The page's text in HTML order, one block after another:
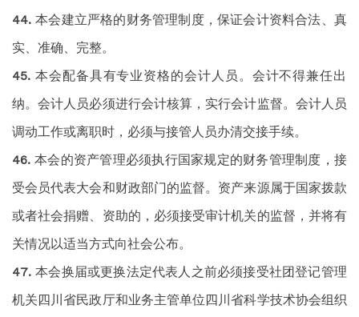
本会建立严格的财务管理制度，保证会计资料合法、真
实、准确、完整。
本会配备具有专业资格的会计人员。会计不得兼任出
纳。会计人员必须进行会计核算，实行会计监督。会计人员
调动工作或离职时，必须与接管人员办清交接手续。
本会的资产管理必须执行国家规定的财务管理制度，接
受会员代表大会和财政部门的监督。资产来源属于国家拨款
或者社会捐赠、资助的，必须接受审计机关的监督，并将有
关情况以适当方式向社会公布。
本会换届或更换法定代表人之前必须接受社团登记管理
机关四川省民政厅和业务主管单位四川省科学技术协会组织